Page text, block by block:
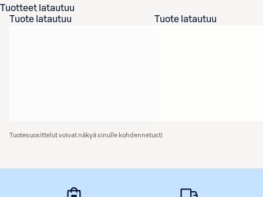
Tuotteet latautuu
Tuote latautuu
Tuote latautuu
Tuotesuosittelut voivat näkyä sinulle kohdennetusti